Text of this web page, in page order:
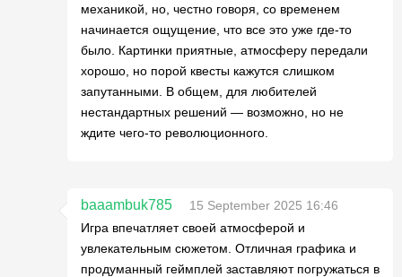
механикой, но, честно говоря, со временем
начинается ощущение, что все это уже где-то
было. Картинки приятные, атмосферу передали
хорошо, но порой квесты кажутся слишком
запутанными. В общем, для любителей
нестандартных решений — возможно, но не
ждите чего-то революционного.
baaambuk785
15 September 2025 16:46
Игра впечатляет своей атмосферой и
увлекательным сюжетом. Отличная графика и
продуманный геймплей заставляют погружаться в